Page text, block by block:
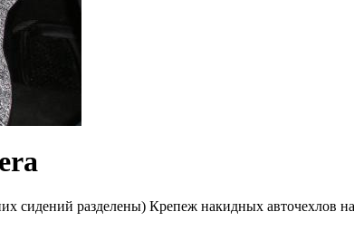
сидений разделены) Крепеж накидных авточехлов